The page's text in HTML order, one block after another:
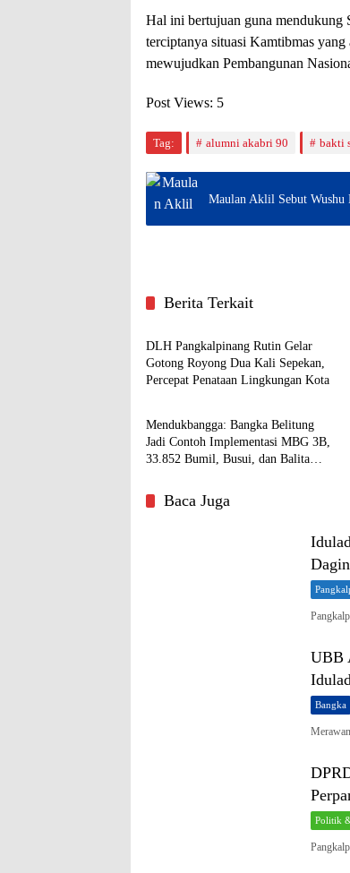
Hal ini bertujuan guna mendukung
terciptanya situasi Kamtibmas
mewujudkan Pembangunan
Post Views: 5
Tag: alumni akabri 90 bakti
Maulan Aklil Sebut Wushu
Berita Terkait
Pangkalpinang
DLH Pangkalpinang Rutin Gelar
Gotong Royong Dua Kali Sepekan,
Percepat Penataan Lingkungan Kota
Pangkalpinang
Mendukbangga: Bangka Belitung
Jadi Contoh Implementasi MBG 3B,
33.852 Bumil, Busui, dan Balita
Baca Juga
UBB
Bangka
Politik